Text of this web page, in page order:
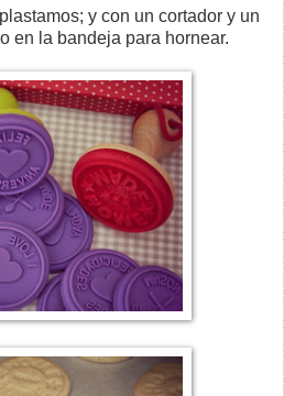
y con un cortador y un
en la bandeja para hornear.